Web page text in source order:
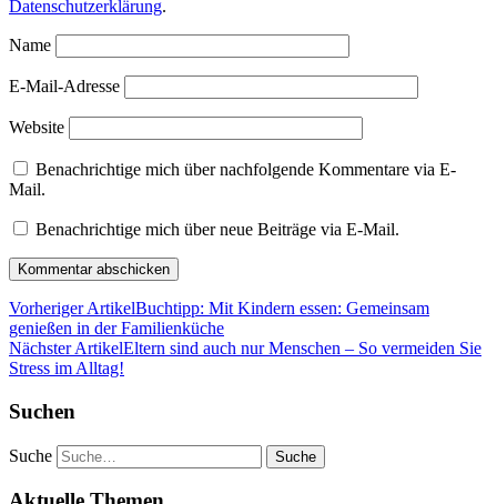
Datenschutzerklärung.
Name
E-Mail-Adresse
Website
Benachrichtige mich über nachfolgende Kommentare via E-
Mail.
Benachrichtige mich über neue Beiträge via E-Mail.
Vorheriger ArtikelBuchtipp: Mit Kindern essen: Gemeinsam
genießen in der Familienküche
Nächster ArtikelEltern sind auch nur Menschen – So vermeiden Sie
Stress im Alltag!
Suchen
Suche